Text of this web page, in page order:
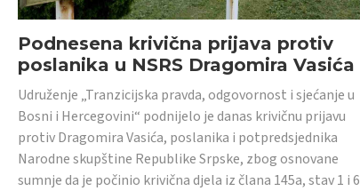
Podnesena krivična prijava protiv
poslanika u NSRS Dragomira Vasića
Udruženje „Tranzicijska pravda, odgovornost i sjećanje u
Bosni i Hercegovini“ podnijelo je danas krivičnu prijavu
protiv Dragomira Vasića, poslanika i potpredsjednika
Narodne skupštine Republike Srpske, zbog osnovane
sumnje da je počinio krivična djela iz člana 145a, stav 1 i 6